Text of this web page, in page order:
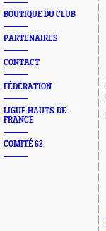
BOUTIQUE DU CLUB
PARTENAIRES
CONTACT
FÉDÉRATION
LIGUE HAUTS-DE-
FRANCE
COMITÉ 62